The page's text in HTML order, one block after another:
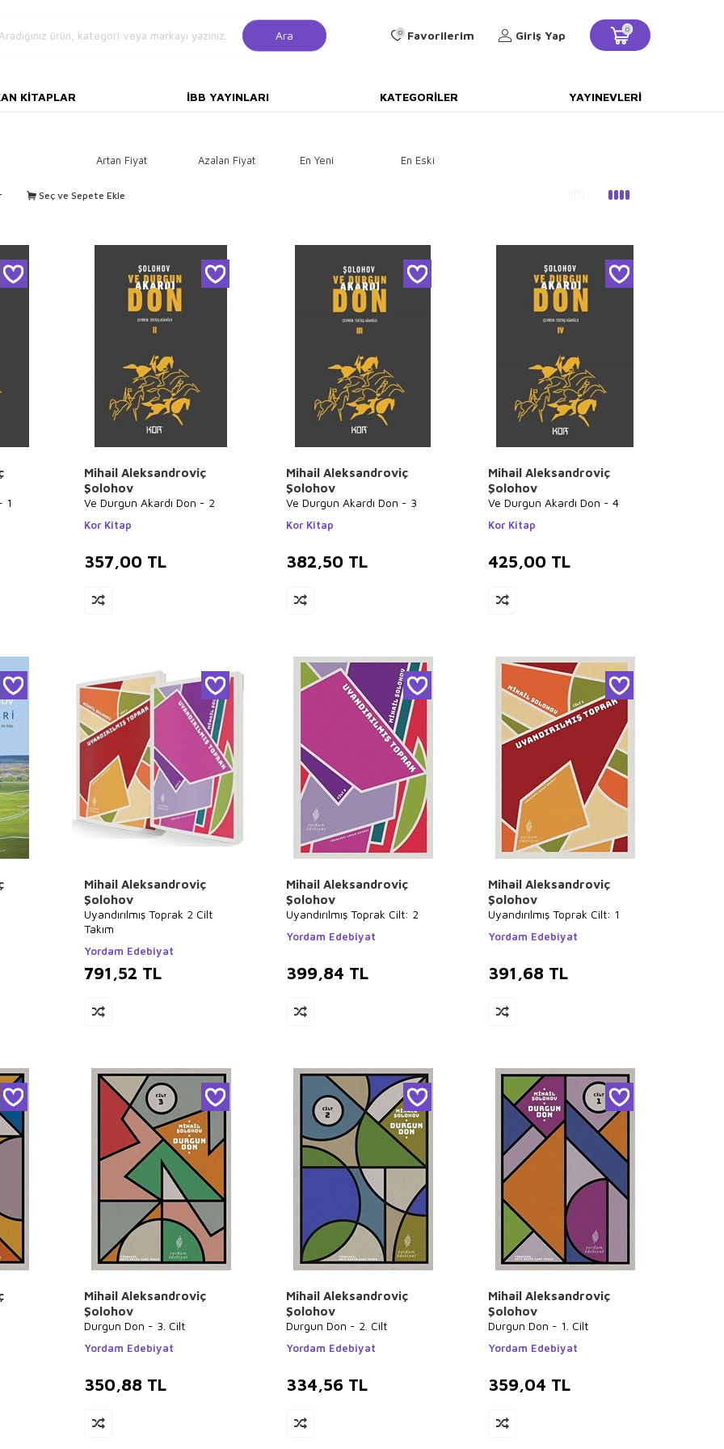
Ara 0 Favorilerim Giriş Yap 0
KITAPLAR İBB YAYINLARI KATEGORILER YAYINEVLERI
Artan Fiyat Azalan Fiyat En Yeni En Eski
Seç ve Sepete Ekle
1
Mihail Aleksandroviç
Şolohov
Ve Durgun Akardı Don - 2
Kor Kitap
357,00 TL
Mihail Aleksandroviç
Şolohov
Ve Durgun Akardı Don - 3
Kor Kitap
382,50 TL
Mihail Aleksandroviç
Şolohov
Ve Durgun Akardı Don - 4
Kor Kitap
425,00 TL
Mihail Aleksandroviç
Şolohov
Uyandırılmış Toprak 2 Cilt
Takım
Yordam Edebiyat
791,52 TL
Mihail Aleksandroviç
Şolohov
Uyandırılmış Toprak Cilt: 2
Yordam Edebiyat
399,84 TL
Mihail Aleksandroviç
Şolohov
Uyandırılmış Toprak Cilt: 1
Yordam Edebiyat
391,68 TL
Mihail Aleksandroviç
Şolohov
Durgun Don - 3. Cilt
Yordam Edebiyat
350,88 TL
Mihail Aleksandroviç
Şolohov
Durgun Don - 2. Cilt
Yordam Edebiyat
334,56 TL
Mihail Aleksandroviç
Şolohov
Durgun Don - 1. Cilt
Yordam Edebiyat
359,04 TL